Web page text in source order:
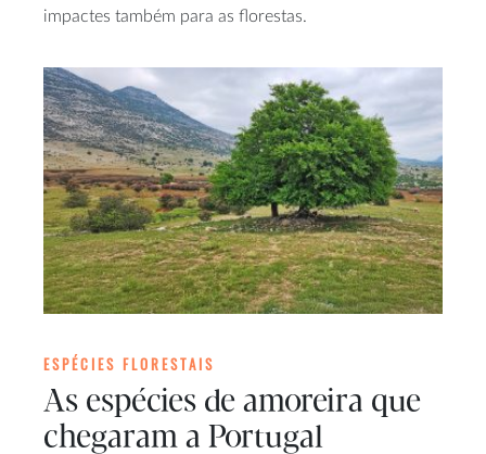
impactes também para as florestas.
ESPÉCIES FLORESTAIS
As espécies de amoreira que
chegaram a Portugal